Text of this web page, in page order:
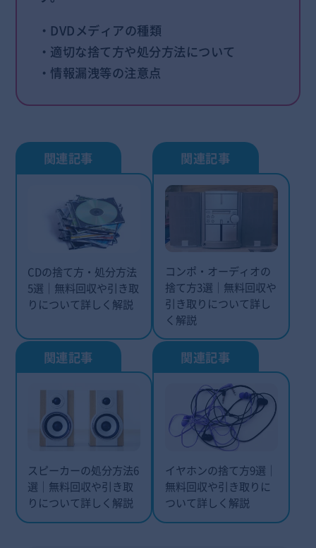
・DVDメディアの種類
・適切な捨て方や処分方法について
・情報漏洩等の注意点
CDの捨て方・処分方法
5選｜無料回収や引き取
りについて詳しく解説
コンポ・オーディオの
捨て方3選｜無料回収や
引き取りについて詳し
く解説
スピーカーの処分方法6
選｜無料回収や引き取
りについて詳しく解説
イヤホンの捨て方9選｜
無料回収や引き取りに
ついて詳しく解説